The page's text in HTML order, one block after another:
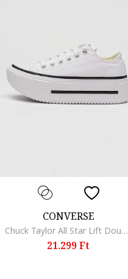
CONVERSE
Chuck Taylor All Star Lift Double Stack megerősített orrú cipő, Fehér
21.299 Ft